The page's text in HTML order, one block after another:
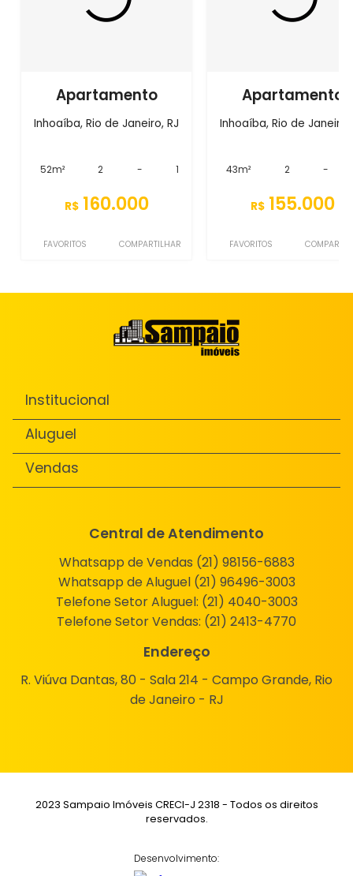
Apartamento
Inhoaíba, Rio de Janeiro, RJ
52m² 2 - 1
R$ 160.000
FAVORITOS COMPARTILHAR
Apartamento
Inhoaíba, Rio de Janeiro,
43m² 2 -
R$ 155.000
FAVORITOS
Institucional
Aluguel
Vendas
Central de Atendimento
Whatsapp de Vendas (21) 98156-6883
Whatsapp de Aluguel (21) 96496-3003
Telefone Setor Aluguel: (21) 4040-3003
Telefone Setor Vendas: (21) 2413-4770
Endereço
R. Viúva Dantas, 80 - Sala 214 - Campo Grande, Rio
de Janeiro - RJ
2023 Sampaio Imóveis CRECI-J 2318 - Todos os direitos
reservados.
Desenvolvimento: